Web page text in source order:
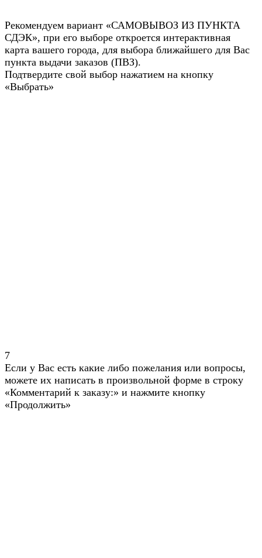
Рекомендуем вариант «САМОВЫВОЗ ИЗ ПУНКТА
СДЭК», при его выборе откроется интерактивная
карта вашего города, для выбора ближайшего для Вас
пункта выдачи заказов (ПВЗ).
Подтвердите свой выбор нажатием на кнопку
«Выбрать»
7
Если у Вас есть какие либо пожелания или вопросы,
можете их написать в произвольной форме в строку
«Комментарий к заказу:» и нажмите кнопку
«Продолжить»